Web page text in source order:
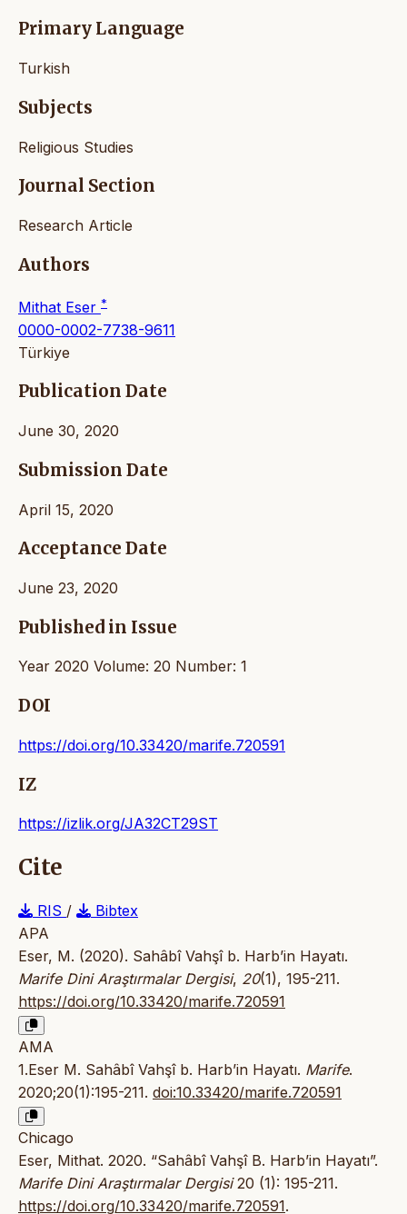
Primary Language
Turkish
Subjects
Religious Studies
Journal Section
Research Article
Authors
Mithat Eser *
0000-0002-7738-9611
Türkiye
Publication Date
June 30, 2020
Submission Date
April 15, 2020
Acceptance Date
June 23, 2020
Published in Issue
Year 2020 Volume: 20 Number: 1
DOI
https://doi.org/10.33420/marife.720591
IZ
https://izlik.org/JA32CT29ST
Cite
RIS /
Bibtex
APA
Eser, M. (2020). Sahâbî Vahşî b. Harb’in Hayatı.
Marife Dini Araştırmalar Dergisi, 20(1), 195-211.
https://doi.org/10.33420/marife.720591
AMA
1.Eser M. Sahâbî Vahşî b. Harb’in Hayatı. Marife.
2020;20(1):195-211. doi:10.33420/marife.720591
Chicago
Eser, Mithat. 2020. “Sahâbî Vahşî B. Harb’in Hayatı”.
Marife Dini Araştırmalar Dergisi20 (1): 195-211.
https://doi.org/10.33420/marife.720591.